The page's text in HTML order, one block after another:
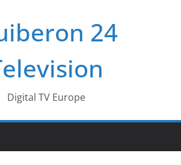
24
Digital TV Europe